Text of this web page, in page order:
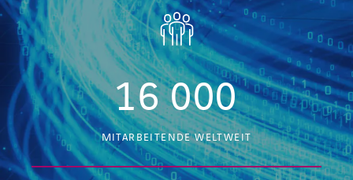
16 000
MITARBEITENDE WELTWEIT